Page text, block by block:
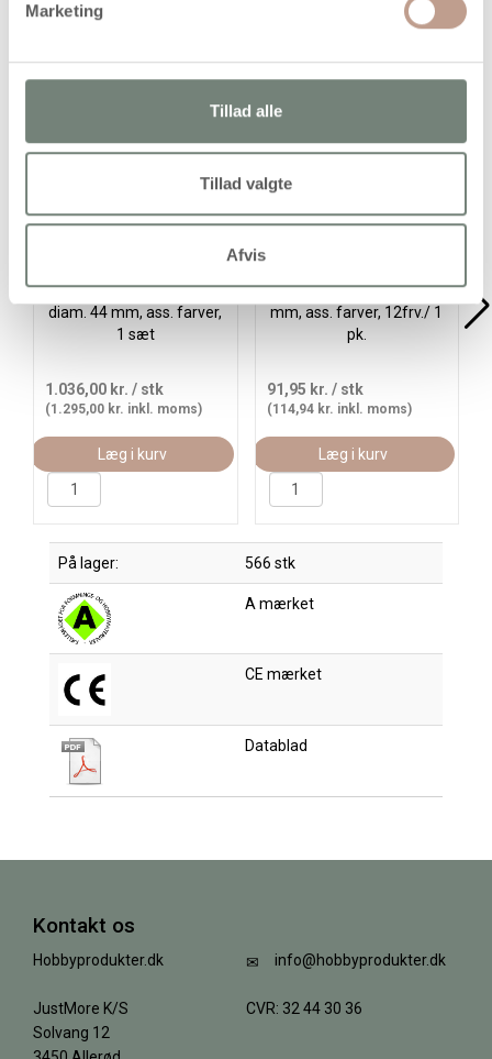
Marketing
Tillad alle
Tillad valgte
Afvis
Alternativer
Gratis levering
Vandfarve, H: 16 mm,
diam. 44 mm, ass. farver,
1 sæt
1.036,00 kr. / stk
(1.295,00 kr. inkl. moms)
Læg i kurv
Køb mere og spar
Akvarelsæt, str. 12x30
mm, ass. farver, 12frv./ 1
pk.
91,95 kr. / stk
(114,94 kr. inkl. moms)
Læg i kurv
På lager: 566 stk
A mærket
CE mærket
Datablad
Kontakt os
Hobbyprodukter.dk
JustMore K/S
Solvang 12
info@hobbyprodukter.dk
CVR: 32 44 30 36